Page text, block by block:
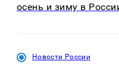
осень и зиму в
Новости России